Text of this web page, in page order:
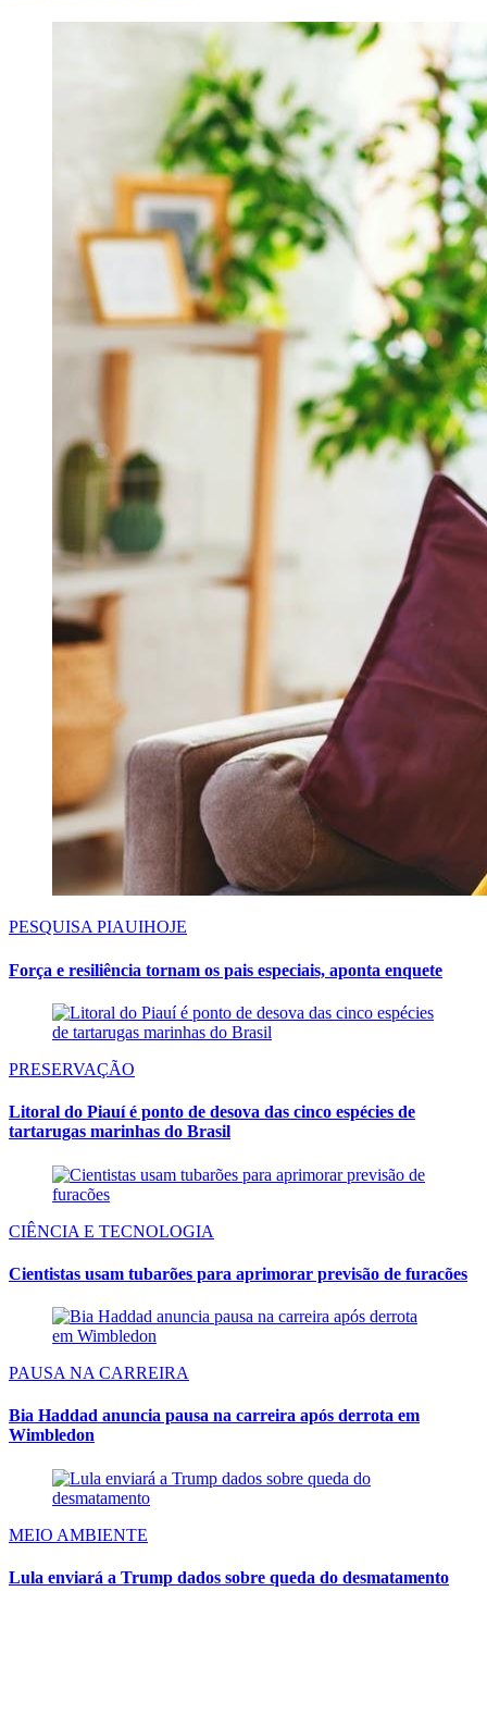
PESQUISA PIAUIHOJE
Força e resiliência tornam os pais especiais, aponta enquete
PRESERVAÇÃO
Litoral do Piauí é ponto de desova das cinco espécies de
tartarugas marinhas do Brasil
CIÊNCIA E TECNOLOGIA
Cientistas usam tubarões para aprimorar previsão de furacões
PAUSA NA CARREIRA
Bia Haddad anuncia pausa na carreira após derrota em
Wimbledon
MEIO AMBIENTE
Lula enviará a Trump dados sobre queda do desmatamento